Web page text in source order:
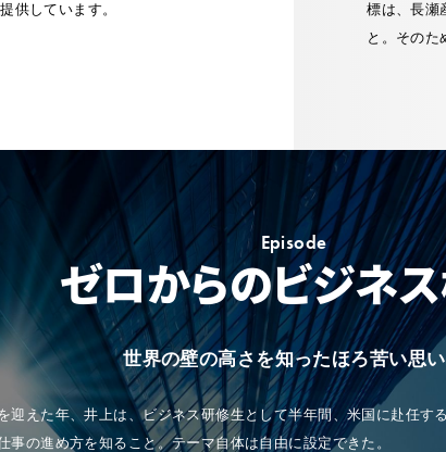
供しています。
標は、長瀬
と。そのた
Episode
ゼロからのビジネ
世界の壁の高さを知ったほろ苦い思
迎えた年、井上は、ビジネス研修生として半年間、米国に赴任す
事の進め方を知ること。テーマ自体は自由に設定できた。